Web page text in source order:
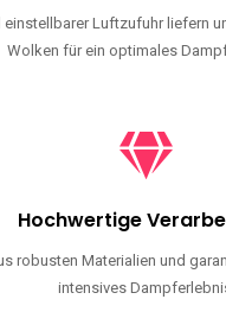
einstellbarer Luftzufuhr liefern
Wolken für ein optimales
Hochwertige
robusten Materialien und
intensives